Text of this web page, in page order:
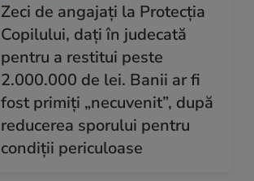
Zeci de angajați la Protecția
Copilului, dați în judecată
pentru a restitui peste
2.000.000 de lei. Banii ar fi
fost primiți „necuvenit”, după
reducerea sporului pentru
condiții periculoase